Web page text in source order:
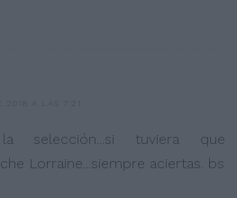
selección...si tuviera que
Lorraine...siempre aciertas. bs